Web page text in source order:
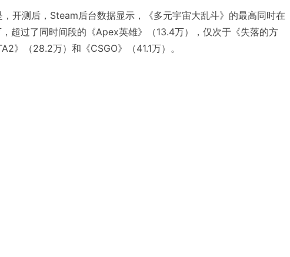
开测后，Steam后台数据显示，《多元宇宙大乱斗》的最高同时在
超过了同时间段的《Apex英雄》（13.4万），仅次于《失落的方
》（28.2万）和《CSGO》（41.1万）。